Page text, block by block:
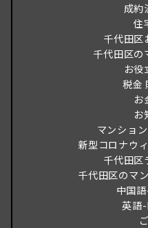
成約
住
千代田区
千代田区の
お役
税金
お
お
マンショ
新型コロナウ
千代田区
千代田区のマ
中国
英語